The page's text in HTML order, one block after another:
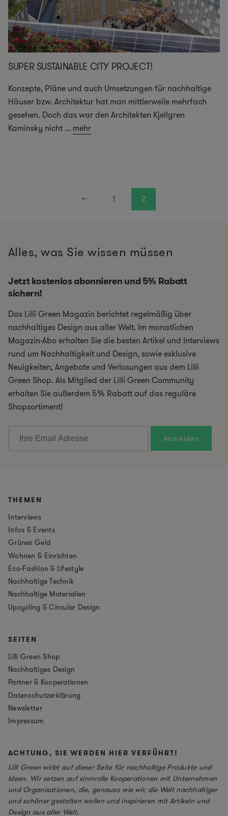
SUPER SUSTAINABLE CITY PROJECT!
Konzepte, Pläne und auch Umsetzungen für nachhaltige
Häuser bzw. Architektur hat man mittlerweile mehrfach
gesehen. Doch das war den Architekten Kjellgren
Kaminsky nicht ... mehr
← 1 2
Alles, was Sie wissen müssen
Jetzt kostenlos abonnieren und 5% Rabatt
sichern!
Das Lilli Green Magazin berichtet regelmäßig über
nachhaltiges Design aus aller Welt. Im monatlichen
Magazin-Abo erhalten Sie die besten Artikel und Interviews
rund um Nachhaltigkeit und Design, sowie exklusive
Neuigkeiten, Angebote und Verlosungen aus dem Lilli
Green Shop. Als Mitglied der Lilli Green Community
erhalten Sie außerdem 5% Rabatt auf das reguläre
Shopsortiment!
THEMEN
Interviews
Infos & Events
Grünes Geld
Wohnen & Einrichten
Eco-Fashion & Lifestyle
Nachhaltige Technik
Nachhaltige Materialien
Upcycling & Circular Design
SEITEN
Lilli Green Shop
Nachhaltiges Design
Partner & Kooperationen
Datenschutzerklärung
Newsletter
Impressum
ACHTUNG, SIE WERDEN HIER VERFÜHRT!
Lilli Green wirbt auf dieser Seite für nachhaltige Produkte und
Ideen. Wir setzen auf sinnvolle Kooperationen mit Unternehmen
und Organisationen, die, genauso wie wir, die Welt nachhaltiger
und schöner gestalten wollen und inspirieren mit Artikeln und
Design aus aller Welt.